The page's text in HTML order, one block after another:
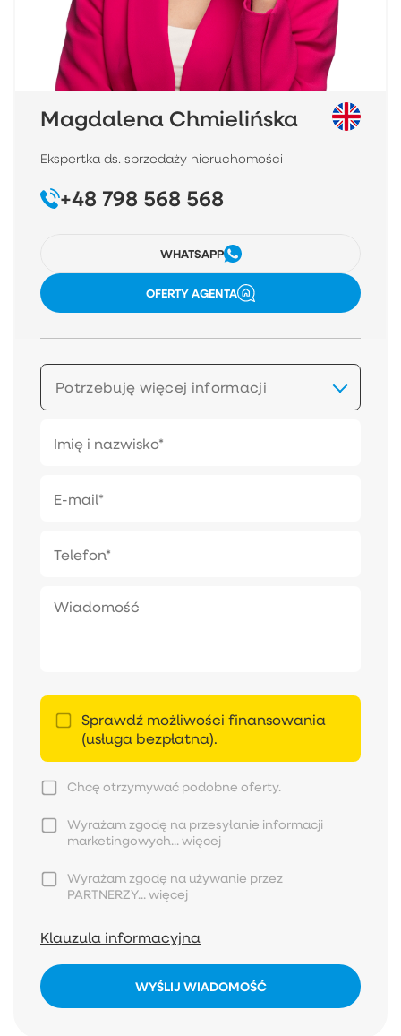
Magdalena Chmielińska
Ekspertka ds. sprzedaży nieruchomości
+48 798 568 568
WHATSAPP
OFERTY AGENTA
Potrzebuję więcej informacji
Sprawdź możliwości finansowania
(usługa bezpłatna).
Chcę otrzymywać podobne oferty.
Wyrażam zgodę na przesyłanie informacji
marketingowych...więcej
Wyrażam zgodę na używanie przez
PARTNERZY...więcej
Klauzula informacyjna
WYŚLIJ WIADOMOŚĆ